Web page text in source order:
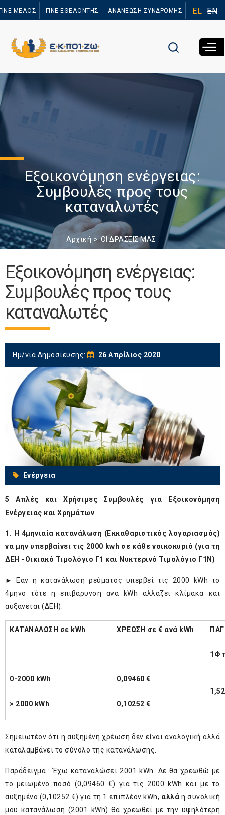
προς το
ΜΕΛΟΣ ΓΙΝΕ ΕΘΕΛΟΝΤΗΣ ΑΝΑΝΕΩΣΗ ΣΥΝΔΡΟΜΗΣ EL EN
Εξοικονόμηση ενέργειας:
Συμβουλές προς τους
καταναλωτές
Αρχική ΟΙ ΔΡΑΣΕΙΣ ΜΑΣ
Εξοικονόμηση ενέργειας:
Συμβουλές προς τους
καταναλωτές
Ημ/νία Δημοσίευσης: 26 Απρίλιος 2020
Ενέργεια
5 Απλές και Χρήσιμες Συμβουλές για Εξοικονόμηση
Ενέργειας και Χρημάτων
1. Η 4μηνιαία κατανάλωση (Εκκαθαριστικός λογαριασμός)
να μην υπερβαίνει τις 2000 kwh σε κάθε νοικοκυριό (για τη
ΔΕΗ -Οικιακό Τιμολόγιο Γ1 και Νυκτερινό Τιμολόγιο Γ1Ν)
► Εάν η κατανάλωση ρεύματος υπερβεί τις 2000 kWh το
4μηνο τότε η επιβάρυνση ανά kWh αλλάζει κλίμακα και
αυξάνεται (ΔΕΗ):
ΚΑΤΑΝΑΛΩΣΗ σε kWh ΧΡΕΩΣΗ σε € ανά kWh
1Φ
0-2000 kWh
0,09460 €
> 2000 kWh
0,10252 €
Σημειωτέον ότι η αυξημένη χρέωση δεν είναι αναλογική αλλά
καταλαμβάνει το σύνολο της κατανάλωσης.
Παράδειγμα : Έχω καταναλώσει 2001 kWh. Δε θα χρεωθώ με
το μειωμένο ποσό (0,09460 €) για τις 2000 kWh και με το
αυξημένο (0,10252 €) για τη 1 επιπλέον kWh, αλλά η συνολική
μου κατανάλωση (2001 kWh) θα χρεωθεί με την υψηλότερη